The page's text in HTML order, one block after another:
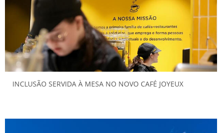
INCLUSÃO SERVIDA À MESA NO NOVO CAFÉ JOYEUX